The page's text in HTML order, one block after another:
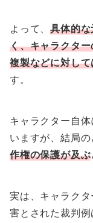
よって、具体的
く、キャラクタ
複製などに対し
す。
キャラクター自
いますが、結局の
作権の保護が及ぶ
実は、キャラク
害とされた裁判例